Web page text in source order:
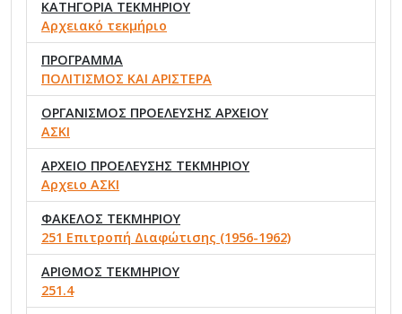
ΚΑΤΗΓΟΡΙΑ ΤΕΚΜΗΡΙΟΥ
Αρχειακό τεκμήριο
ΠΡΟΓΡΑΜΜΑ
ΠΟΛΙΤΙΣΜΟΣ ΚΑΙ ΑΡΙΣΤΕΡΑ
ΟΡΓΑΝΙΣΜΟΣ ΠΡΟΕΛΕΥΣΗΣ ΑΡΧΕΙΟΥ
ΑΣΚΙ
ΑΡΧΕΙΟ ΠΡΟΕΛΕΥΣΗΣ ΤΕΚΜΗΡΙΟΥ
Αρχειο ΑΣΚΙ
ΦΑΚΕΛΟΣ ΤΕΚΜΗΡΙΟΥ
251 Επιτροπή Διαφώτισης (1956-1962)
ΑΡΙΘΜΟΣ ΤΕΚΜΗΡΙΟΥ
251.4